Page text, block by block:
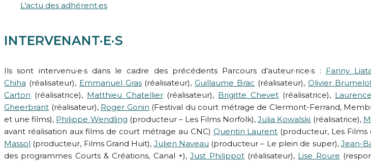
L’actu des adhérent·es
INTERVENANT·E·S
Ils sont intervenu·e·s dans le cadre des précédents Parcours d’auteur·rice·s : Fanny
Chiha (réalisateur), Emmanuel Gras(réalisateur),Guillaume Brac (réalisateur), Olivier
Carton (réalisatrice), Matthieu Chatellier(réalisateur), Brigitte Chevet (réalisatrice),
Gheerbrant (réalisateur), Roger Gonin (Festival du court métrage de Clermont-Ferrand,
et une films), Philippe Wendling (producteur – Les Films Norfolk),Julia Kowalski (réalisatrice),
avant réalisation aux films de court métrage au CNC) Quentin Laurent (producteur, Les Films
Massol (producteur, Films Grand Huit), Julien Naveau (producteur – Le plein de super), Jean-
des programmes Courts & Créations, Canal +),Just Philippot(réalisateur), Lise Roure